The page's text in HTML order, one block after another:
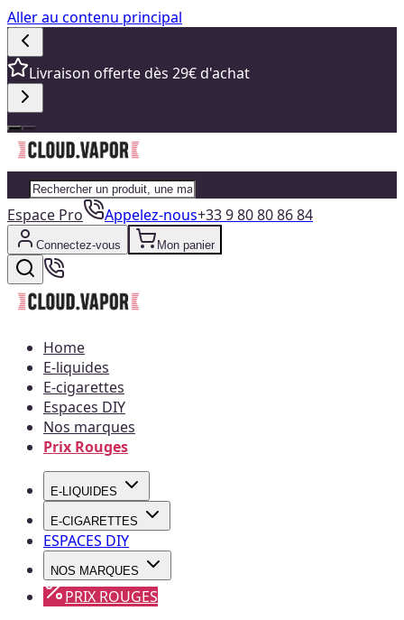
Aller au contenu principal
Livraison offerte dès 29€ d'achat
Espace Pro Appelez-nous+33 9 80 80 86 84
Connectez-vous Mon panier
Home
E-liquides
E-cigarettes
Espaces DIY
Nos marques
Prix Rouges
E-LIQUIDES
E-CIGARETTES
ESPACES DIY
NOS MARQUES
PRIX ROUGES